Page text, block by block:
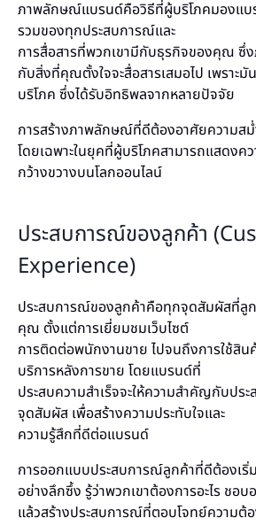
ภาพลักษณ์แบรนด์คือวิธีที่ผู้บริโภคมองแ
รวมของทุกประสบการณ์และ
การสื่อสารที่พวกเขามีกับธุรกิจของคุณ ซึ่
กับสิ่งที่คุณตั้งใจจะสื่อสารเสมอไป เพราะ
บริโภค ซึ่งได้รับอิทธิพลจากหลายปัจจัย
การสร้างภาพลักษณ์ที่ดีต้องอาศัยความสม่
โดยเฉพาะในยุคที่ผู้บริโภคสามารถแสดงค
กว้างขวางบนโลกออนไลน์
ประสบการณ์ของลูกค้า
Experience)
ประสบการณ์ของลูกค้าคือทุกจุดสัมผัสที่ลู
คุณ ตั้งแต่การเยี่ยมชมเว็บไซต์
การติดต่อพนักงานขาย ไปจนถึงการใช้สิน
บริการหลังการขาย โดยแบรนด์ที่
ประสบความสำเร็จจะให้ความสำคัญกับปร
จุดสัมผัส เพื่อสร้างความประทับใจและ
ความรู้สึกที่ดีต่อแบรนด์
การออกแบบประสบการณ์ลูกค้าที่ดีต้องเริ่
อย่างลึกซึ้ง รู้ว่าพวกเขาต้องการอะไร ชอบอ
แล้วสร้างประสบการณ์ที่ตอบโจทย์ความต้